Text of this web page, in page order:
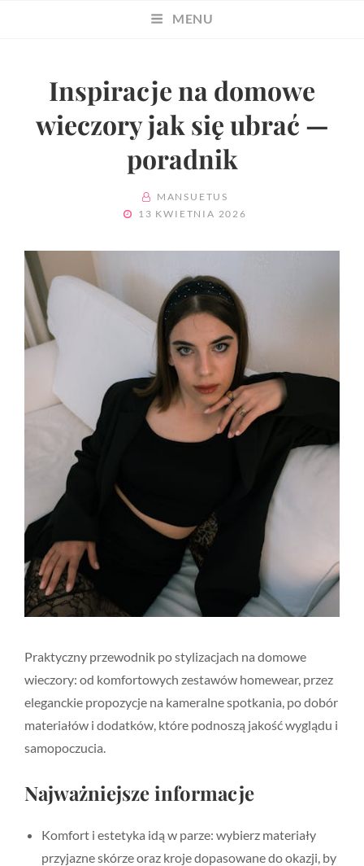
MENU
Inspiracje na domowe
wieczory jak się ubrać —
poradnik
BY MANSUETUS
POSTED
13 KWIETNIA 2026
Praktyczny przewodnik po stylizacjach na domowe
wieczory: od komfortowych zestawów homewear, przez
eleganckie propozycje na kameralne spotkania, po dobór
materiałów i dodatków, które podnoszą jakość wyglądu i
samopoczucia.
Najważniejsze informacje
Komfort i estetyka idą w parze: wybierz materiały
przyjazne skórze oraz kroje dopasowane do okazji, by